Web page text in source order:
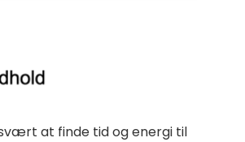
at finde tid og energi til